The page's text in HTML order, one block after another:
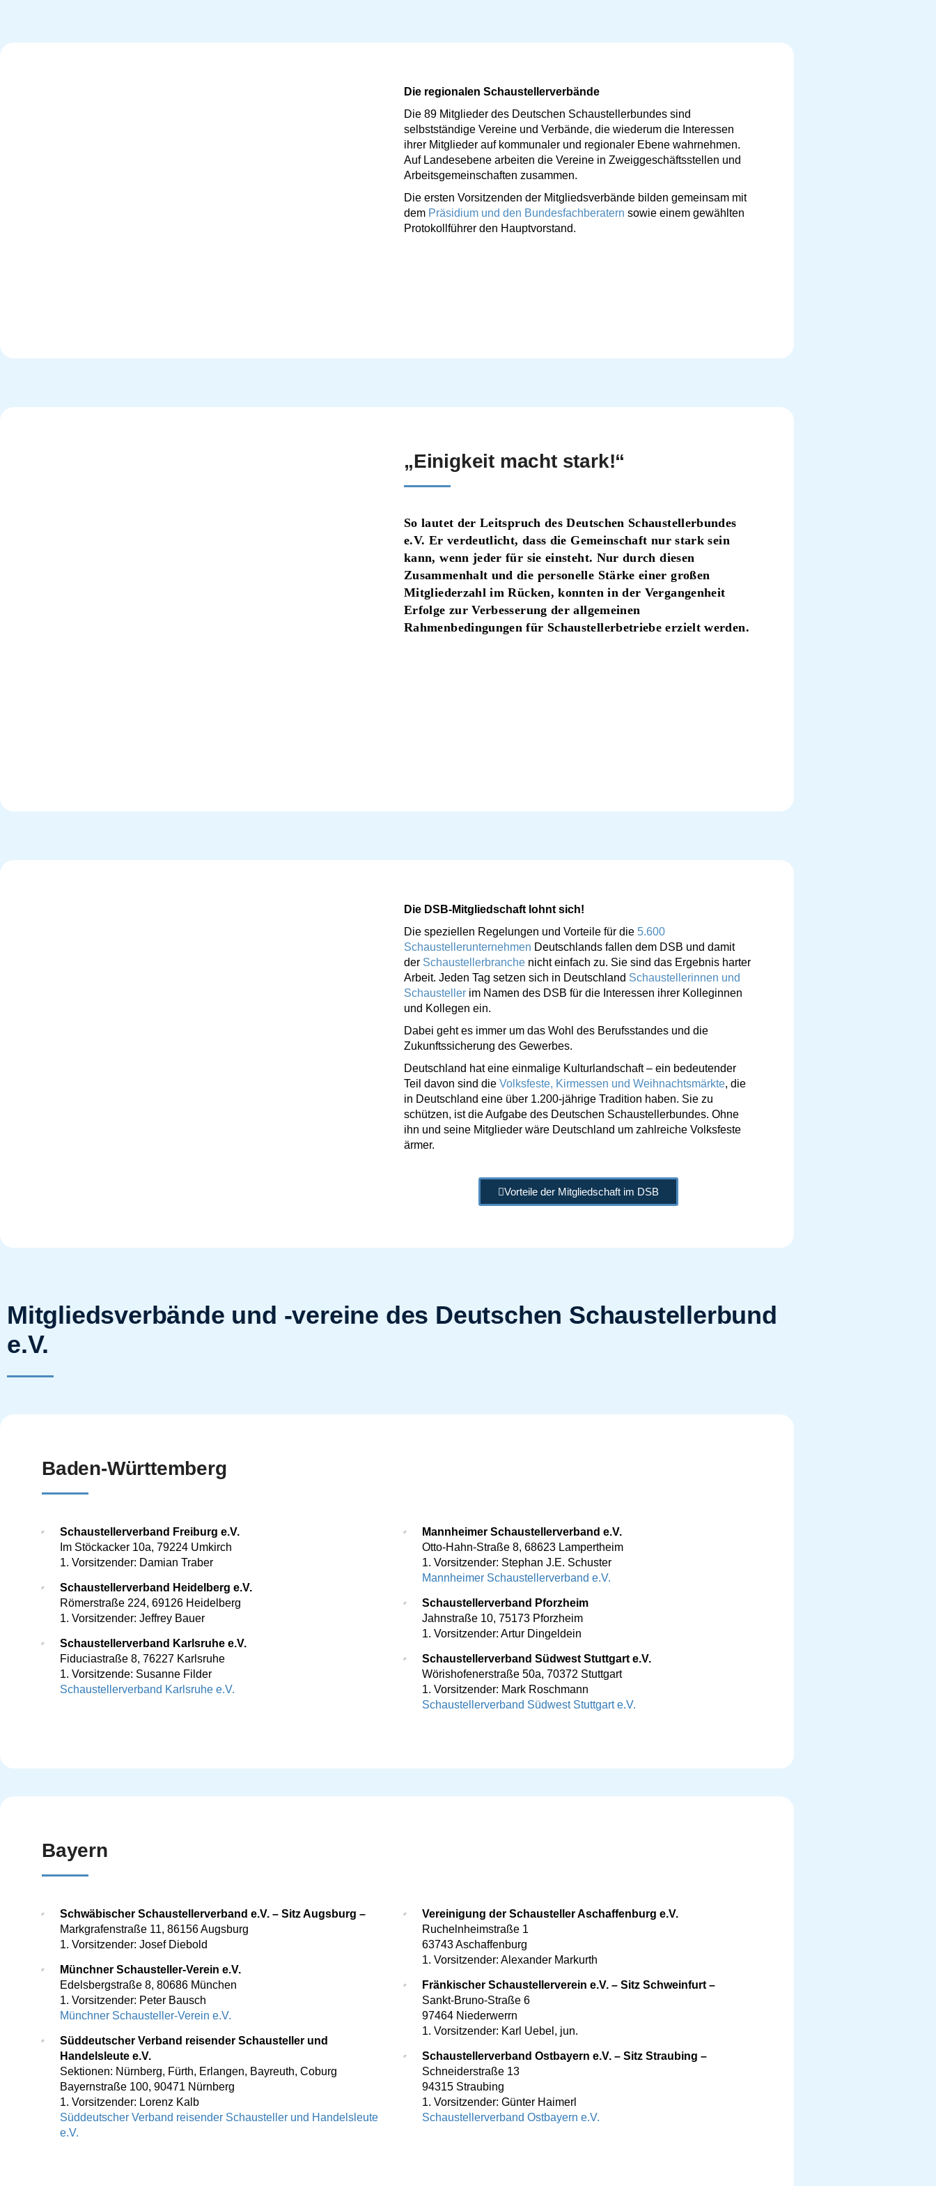
Die regionalen Schaustellerverbände
Die 89 Mitglieder des Deutschen Schaustellerbundes sind
selbstständige Vereine und Verbände, die wiederum die Interessen
ihrer Mitglieder auf kommunaler und regionaler Ebene wahrnehmen.
Auf Landesebene arbeiten die Vereine in Zweiggeschäftsstellen und
Arbeitsgemeinschaften zusammen.
Die ersten Vorsitzenden der Mitgliedsverbände bilden gemeinsam mit
dem Präsidium und den Bundesfachberatern sowie einem gewählten
Protokollführer den Hauptvorstand.
„Einigkeit macht stark!“
So lautet der Leitspruch des Deutschen Schaustellerbundes
e.V. Er verdeutlicht, dass die Gemeinschaft nur stark sein
kann, wenn jeder für sie einsteht. Nur durch diesen
Zusammenhalt und die personelle Stärke einer großen
Mitgliederzahl im Rücken, konnten in der Vergangenheit
Erfolge zur Verbesserung der allgemeinen
Rahmenbedingungen für Schaustellerbetriebe erzielt werden.
Die DSB-Mitgliedschaft lohnt sich!
Die speziellen Regelungen und Vorteile für die 5.600
Schaustellerunternehmen Deutschlands fallen dem DSB und damit
der Schaustellerbranche nicht einfach zu. Sie sind das Ergebnis harter
Arbeit. Jeden Tag setzen sich in Deutschland Schaustellerinnen und
Schausteller im Namen des DSB für die Interessen ihrer Kolleginnen
und Kollegen ein.
Dabei geht es immer um das Wohl des Berufsstandes und die
Zukunftssicherung des Gewerbes.
Deutschland hat eine einmalige Kulturlandschaft – ein bedeutender
Teil davon sind die Volksfeste, Kirmessen und Weihnachtsmärkte, die
in Deutschland eine über 1.200-jährige Tradition haben. Sie zu
schützen, ist die Aufgabe des Deutschen Schaustellerbundes. Ohne
ihn und seine Mitglieder wäre Deutschland um zahlreiche Volksfeste
ärmer.
Vorteile der Mitgliedschaft im DSB
Mitgliedsverbände und -vereine des Deutschen Schaustellerbund
e.V.
Baden-Württemberg
Schaustellerverband Freiburg e.V.
Im Stöckacker 10a, 79224 Umkirch
1. Vorsitzender: Damian Traber
Schaustellerverband Heidelberg e.V.
Römerstraße 224, 69126 Heidelberg
1. Vorsitzender: Jeffrey Bauer
Schaustellerverband Karlsruhe e.V.
Fiduciastraße 8, 76227 Karlsruhe
1. Vorsitzende: Susanne Filder
Schaustellerverband Karlsruhe e.V.
Mannheimer Schaustellerverband e.V.
Otto-Hahn-Straße 8, 68623 Lampertheim
1. Vorsitzender: Stephan J.E. Schuster
Mannheimer Schaustellerverband e.V.
Schaustellerverband Pforzheim
Jahnstraße 10, 75173 Pforzheim
1. Vorsitzender: Artur Dingeldein
Schaustellerverband Südwest Stuttgart e.V.
Wörishofenerstraße 50a, 70372 Stuttgart
1. Vorsitzender: Mark Roschmann
Schaustellerverband Südwest Stuttgart e.V.
Bayern
Schwäbischer Schaustellerverband e.V. – Sitz Augsburg –
Markgrafenstraße 11, 86156 Augsburg
1. Vorsitzender: Josef Diebold
Münchner Schausteller-Verein e.V.
Edelsbergstraße 8, 80686 München
1. Vorsitzender: Peter Bausch
Münchner Schausteller-Verein e.V.
Süddeutscher Verband reisender Schausteller und
Handelsleute e.V.
Sektionen: Nürnberg, Fürth, Erlangen, Bayreuth, Coburg
Bayernstraße 100, 90471 Nürnberg
1. Vorsitzender: Lorenz Kalb
Süddeutscher Verband reisender Schausteller und Handelsleute
e.V.
Vereinigung der Schausteller Aschaffenburg e.V.
Ruchelnheimstraße 1
63743 Aschaffenburg
1. Vorsitzender: Alexander Markurth
Fränkischer Schaustellerverein e.V. – Sitz Schweinfurt –
Sankt-Bruno-Straße 6
97464 Niederwerrn
1. Vorsitzender: Karl Uebel, jun.
Schaustellerverband Ostbayern e.V. – Sitz Straubing –
Schneiderstraße 13
94315 Straubing
1. Vorsitzender: Günter Haimerl
Schaustellerverband Ostbayern e.V.